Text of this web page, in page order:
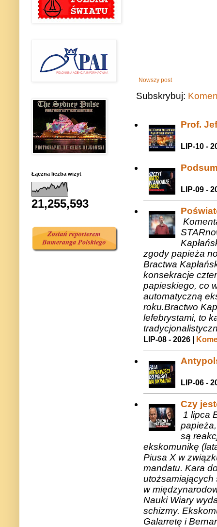
Nowszy post
Subskrybuj:
Prof.
LIP-10 -
LIP-09 -
zgody papieża
Bractwa
konsekracje
papieskiego, co
automatyczną
roku.Bractwo
lefebrystami, to
LIP-08 - 2026 |
LIP-06 -
Czy
1 lipca
są
ekskomunikę
Piusa X w
mandatu. Kara
utożsamiających
w
Nauki Wiary
schizmy.
Galarretę i
Łączna liczba wizyt
21,255,593